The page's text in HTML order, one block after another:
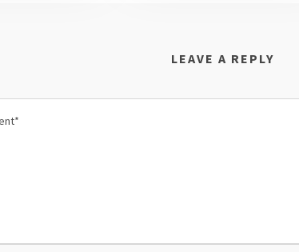
LEAVE A REPLY